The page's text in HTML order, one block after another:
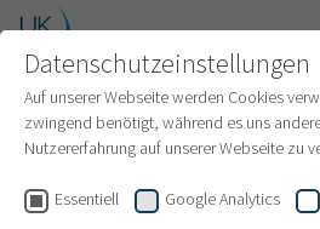
INTERNATIONAL PATIENTS
Datenschutzeinstellungen
Auf unserer Webseite werden Cookies
zwingend benötigt, während es uns
Nutzererfahrung auf unserer Webseite zu
Essentiell Google Analytics